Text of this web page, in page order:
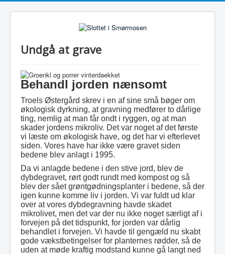
Undgå at grave
Behandl jorden nænsomt
Troels Østergård skrev i en af sine små bøger om
økologisk dyrkning, at gravning medfører to dårlige
ting, nemlig at man får ondt i ryggen, og at man
skader jordens mikroliv. Det var noget af det første
vi læste om økologisk have, og det har vi efterlevet
siden. Vores have har ikke være gravet siden
bedene blev anlagt i 1995.
Da vi anlagde bedene i den stive jord, blev de
dybdegravet, rørt godt rundt med kompost og så
blev der sået grøntgødningsplanter i bedene, så der
igen kunne komme liv i jorden. Vi var fuldt ud klar
over at vores dybdegravning havde skadet
mikrolivet, men det var der nu ikke noget særligt af i
forvejen på det tidspunkt, for jorden var dårlig
behandlet i forvejen. Vi havde til gengæld nu skabt
gode vækstbetingelser for planternes rødder, så de
uden at møde kraftig modstand kunne gå langt ned